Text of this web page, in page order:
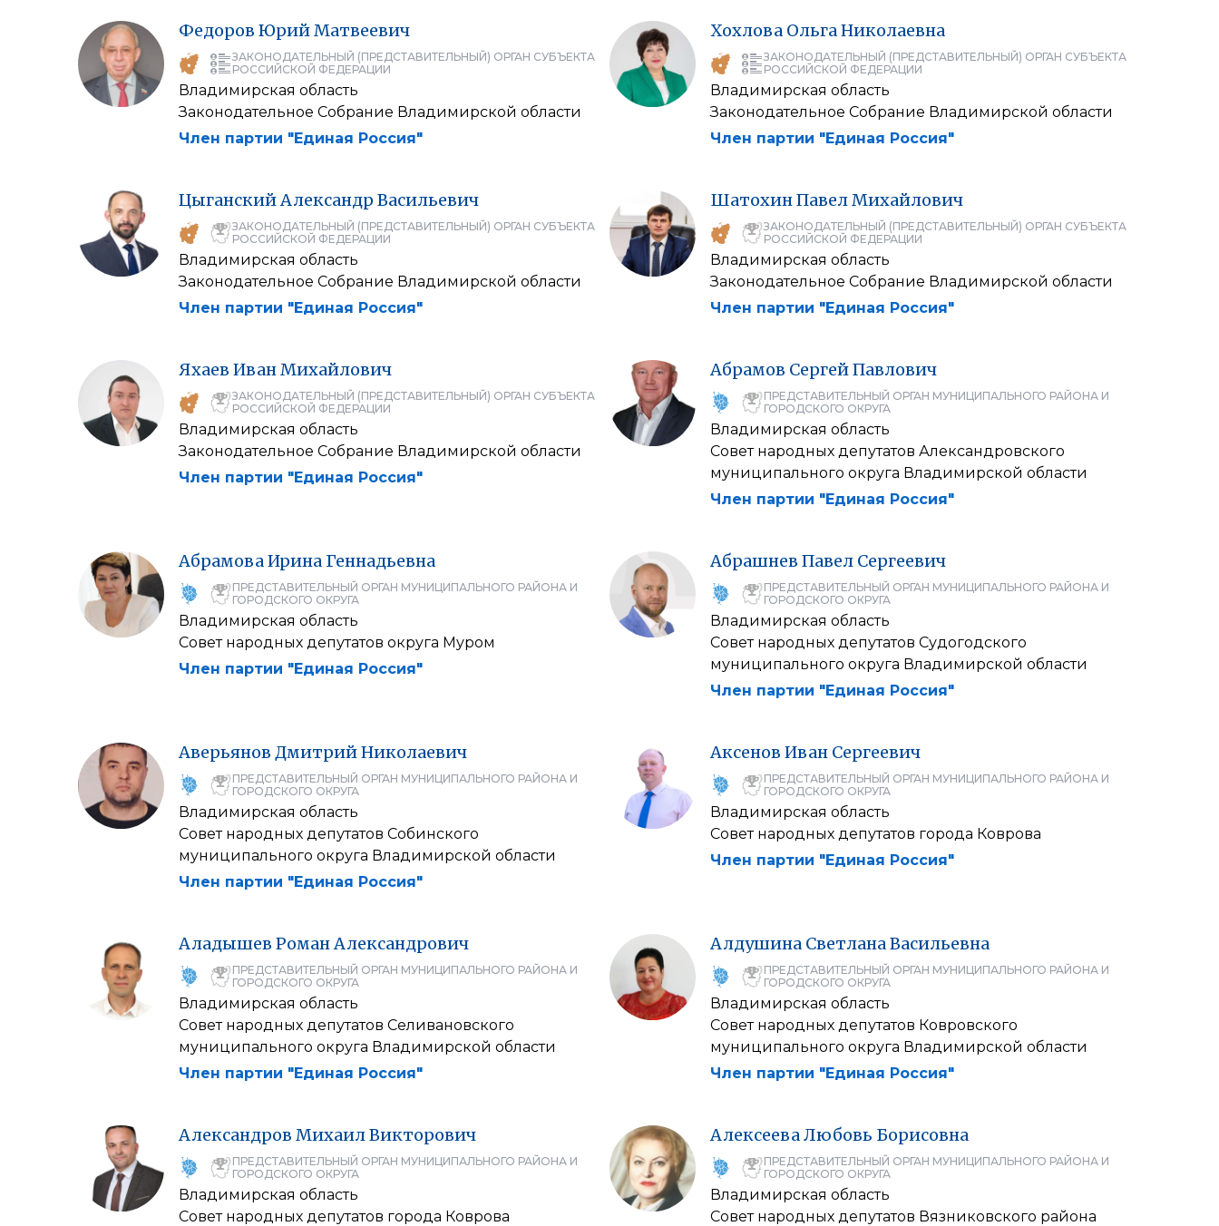
Федоров Юрий Матвеевич
ЗАКОНОДАТЕЛЬНЫЙ (ПРЕДСТАВИТЕЛЬНЫЙ) ОРГАН СУБЪЕКТА
РОССИЙСКОЙ ФЕДЕРАЦИИ
Владимирская область
Законодательное Собрание Владимирской области
Член партии "Единая Россия"
Хохлова Ольга Николаевна
ЗАКОНОДАТЕЛЬНЫЙ (ПРЕДСТАВИТЕЛЬНЫЙ) ОРГАН СУБЪЕКТА
РОССИЙСКОЙ ФЕДЕРАЦИИ
Владимирская область
Законодательное Собрание Владимирской области
Член партии "Единая Россия"
Цыганский Александр Васильевич
ЗАКОНОДАТЕЛЬНЫЙ (ПРЕДСТАВИТЕЛЬНЫЙ) ОРГАН СУБЪЕКТА
РОССИЙСКОЙ ФЕДЕРАЦИИ
Владимирская область
Законодательное Собрание Владимирской области
Член партии "Единая Россия"
ШатохинПавел Михайлович
ЗАКОНОДАТЕЛЬНЫЙ (ПРЕДСТАВИТЕЛЬНЫЙ) ОРГАН СУБЪЕКТА
РОССИЙСКОЙ ФЕДЕРАЦИИ
Владимирская область
Законодательное Собрание Владимирской области
Член партии "Единая Россия"
Яхаев Иван Михайлович
ЗАКОНОДАТЕЛЬНЫЙ (ПРЕДСТАВИТЕЛЬНЫЙ) ОРГАН СУБЪЕКТА
РОССИЙСКОЙ ФЕДЕРАЦИИ
Владимирская область
Законодательное Собрание Владимирской области
Член партии "Единая Россия"
Абрамов СергейПавлович
ПРЕДСТАВИТЕЛЬНЫЙ ОРГАН МУНИЦИПАЛЬНОГО РАЙОНА И
ГОРОДСКОГО ОКРУГА
Владимирская область
Совет народных депутатов Александровского
муниципального округа Владимирской области
Член партии "Единая Россия"
Абрамова Ирина Геннадьевна
ПРЕДСТАВИТЕЛЬНЫЙ ОРГАН МУНИЦИПАЛЬНОГО РАЙОНА И
ГОРОДСКОГО ОКРУГА
Владимирская область
Совет народных депутатов округа Муром
Член партии "Единая Россия"
Абрашнев Павел Сергеевич
ПРЕДСТАВИТЕЛЬНЫЙ ОРГАН МУНИЦИПАЛЬНОГО РАЙОНА И
ГОРОДСКОГО ОКРУГА
Владимирская область
Совет народных депутатов Судогодского
муниципального округа Владимирской области
Член партии "Единая Россия"
Аверьянов ДмитрийНиколаевич
ПРЕДСТАВИТЕЛЬНЫЙ ОРГАН МУНИЦИПАЛЬНОГО РАЙОНА И
ГОРОДСКОГО ОКРУГА
Владимирская область
Совет народных депутатов Собинского
муниципального округа Владимирской области
Член партии "Единая Россия"
Аксенов Иван Сергеевич
ПРЕДСТАВИТЕЛЬНЫЙ ОРГАН МУНИЦИПАЛЬНОГО РАЙОНА И
ГОРОДСКОГО ОКРУГА
Владимирская область
Совет народных депутатов города Коврова
Член партии "Единая Россия"
Аладышев Роман Александрович
ПРЕДСТАВИТЕЛЬНЫЙ ОРГАН МУНИЦИПАЛЬНОГО РАЙОНА И
ГОРОДСКОГО ОКРУГА
Владимирская область
Совет народных депутатов Селивановского
муниципального округа Владимирской области
Член партии "Единая Россия"
Алдушина Светлана Васильевна
ПРЕДСТАВИТЕЛЬНЫЙ ОРГАН МУНИЦИПАЛЬНОГО РАЙОНА И
ГОРОДСКОГО ОКРУГА
Владимирская область
Совет народных депутатов Ковровского
муниципального округа Владимирской области
Член партии "Единая Россия"
Александров МихаилВикторович
ПРЕДСТАВИТЕЛЬНЫЙ ОРГАН МУНИЦИПАЛЬНОГО РАЙОНА И
ГОРОДСКОГО ОКРУГА
Владимирская область
Совет народных депутатов города Коврова
Алексеева Любовь Борисовна
ПРЕДСТАВИТЕЛЬНЫЙ ОРГАН МУНИЦИПАЛЬНОГО РАЙОНА И
ГОРОДСКОГО ОКРУГА
Владимирская область
Совет народных депутатов Вязниковского района